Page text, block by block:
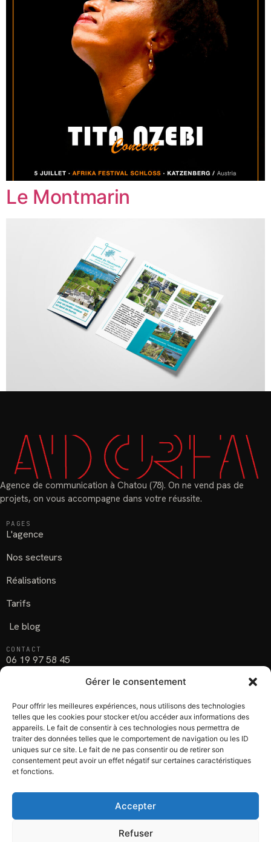
Gérer le consentement
Pour offrir les meilleures expériences, nous utilisons des technologies
telles que les cookies pour stocker et/ou accéder aux informations des
appareils. Le fait de consentir à ces technologies nous permettra de
traiter des données telles que le comportement de navigation ou les ID
uniques sur ce site. Le fait de ne pas consentir ou de retirer son
consentement peut avoir un effet négatif sur certaines caractéristiques
et fonctions.
Accepter
Refuser
Le Montmarin
Agence de communication à Chatou (78). On ne vend pas de
projets, on vous accompagne dans votre réussite.
PAGES
L'agence
Nos secteurs
Réalisations
Tarifs
Le blog
CONTACT
06 19 97 58 45
Parlons de votre projet
Chatou (78), Yvelines
SUIVEZ-NOUS
Facebook
Instagram